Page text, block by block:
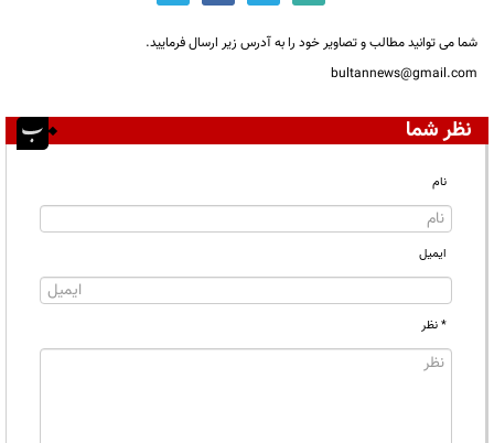
شما می توانید مطالب و تصاویر خود را به آدرس زیر ارسال فرمایید.
bultannews@gmail.com
نظر شما
نام
ایمیل
* نظر